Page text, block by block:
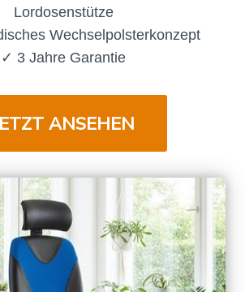
Lordosenstütze
Wechselpolsterkonzept
✓ 3 Jahre Garantie
ANSEHEN